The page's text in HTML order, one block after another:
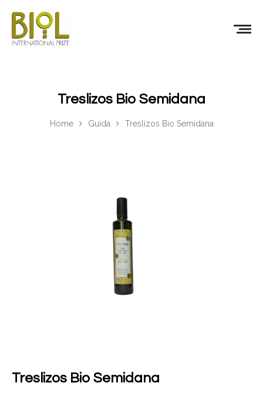
Treslizos Bio Semidana
Home Guida Treslizos Bio Semidana
Treslizos Bio Semidana